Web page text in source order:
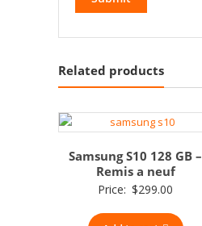
Related products
Samsung S10 128 GB –
Remis a neuf
Price: $299.00